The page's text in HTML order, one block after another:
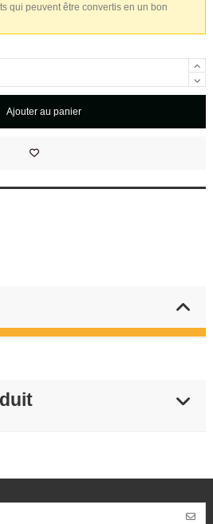
qui peuvent être convertis en un bon
Ajouter au panier